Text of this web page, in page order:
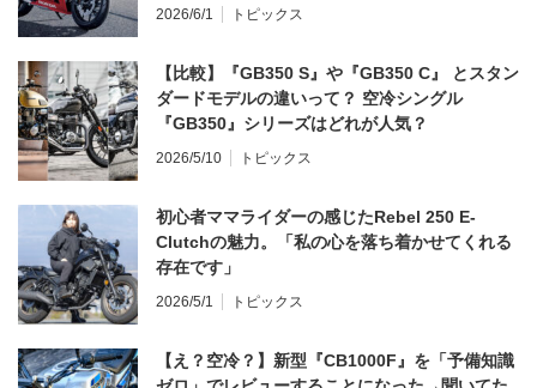
2026/6/1 トピックス
【比較】『GB350 S』や『GB350 C』 とスタン
ダードモデルの違いって？ 空冷シングル
『GB350』シリーズはどれが人気？
2026/5/10 トピックス
初心者ママライダーの感じたRebel 250 E-
Clutchの魅力。「私の心を落ち着かせてくれる
存在です」
2026/5/1 トピックス
【え？空冷？】新型『CB1000F』を「予備知識